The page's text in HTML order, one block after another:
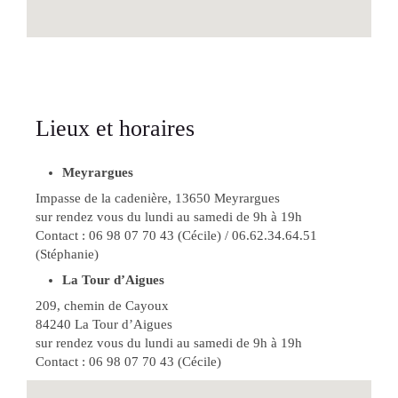
Lieux et horaires
Meyrargues
Impasse de la cadenière, 13650 Meyrargues
sur rendez vous du lundi au samedi de 9h à 19h
Contact : 06 98 07 70 43 (Cécile) / 06.62.34.64.51
(Stéphanie)
La Tour d’Aigues
209, chemin de Cayoux
84240 La Tour d’Aigues
sur rendez vous du lundi au samedi de 9h à 19h
Contact : 06 98 07 70 43 (Cécile)